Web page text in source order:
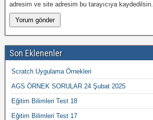
adresim ve site adresim bu tarayıcıya kaydedilsin.
Son Eklenenler
Scratch Uygulama Örnekleri
AGS ÖRNEK SORULAR 24 Şubat 2025
Eğitim Bilimleri Test 18
Eğitim Bilimleri Test 17